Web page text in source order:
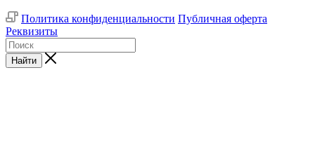
Политика конфиденциальности Публичная оферта
Реквизиты
Найти